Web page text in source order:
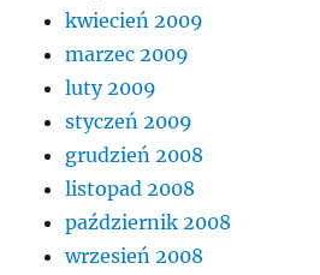
kwiecień 2009
marzec 2009
luty 2009
styczeń 2009
grudzień 2008
listopad 2008
październik 2008
wrzesień 2008